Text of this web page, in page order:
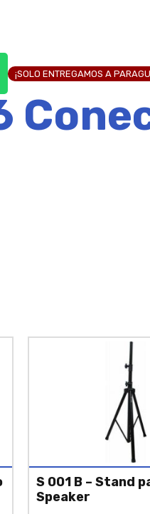
¡SOLO ENTREGAMOS A
S 001 B – Stand
Speaker